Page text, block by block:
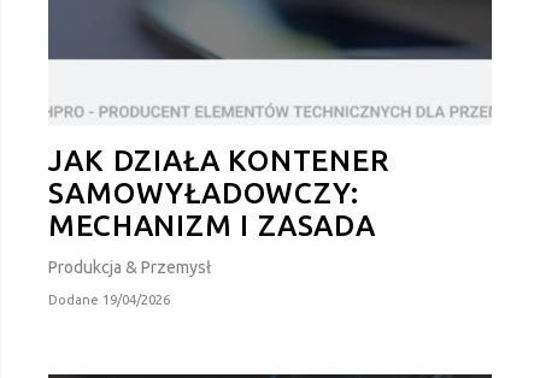
JAK DZIAŁA KONTENER
SAMOWYŁADOWCZY:
MECHANIZM I ZASADA
Produkcja & Przemysł
Dodane 19/04/2026